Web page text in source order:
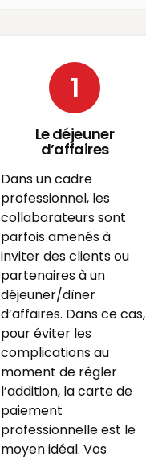
1
Le déjeuner
d’affaires
Dans un cadre
professionnel, les
collaborateurs sont
parfois amenés à
inviter des clients ou
partenaires à un
déjeuner/dîner
d’affaires. Dans ce cas,
pour éviter les
complications au
moment de régler
l’addition, la carte de
paiement
professionnelle est le
moyen idéal. Vos